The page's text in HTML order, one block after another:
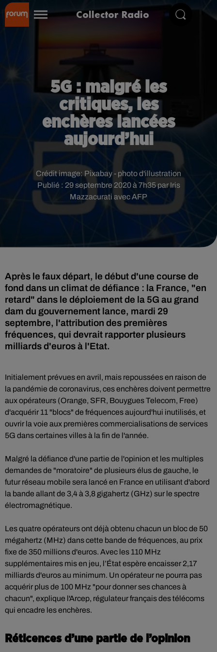
Collector Radio
5G : malgré les
critiques, les
enchères lancées
aujourd’hui
Publié : 29 septembre 2020 à 7h35 par Iris
Mazzacurati avec AFP
Crédit image: Pixabay - photo d'illustration
Après le faux départ, le début d'une course de
fond dans un climat de défiance : la France, "en
retard" dans le déploiement de la 5G au grand
dam du gouvernement lance, mardi 29
septembre, l'attribution des premières
fréquences, qui devrait rapporter plusieurs
milliards d'euros à l'Etat.
Initialement prévues en avril, mais repoussées en raison de
la pandémie de coronavirus, ces enchères doivent permettre
aux opérateurs (Orange, SFR, Bouygues Telecom, Free)
d'acquérir 11 "blocs" de fréquences aujourd'hui inutilisés, et
ouvrir la voie aux premières commercialisations de services
5G dans certaines villes à la fin de l'année.
Malgré la défiance d'une partie de l'opinion et les multiples
demandes de "moratoire" de plusieurs élus de gauche, le
futur réseau mobile sera lancé en France en utilisant d'abord
la bande allant de 3,4 à 3,8 gigahertz (GHz) sur le spectre
électromagnétique.
Les quatre opérateurs ont déjà obtenu chacun un bloc de 50
mégahertz (MHz) dans cette bande de fréquences, au prix
fixe de 350 millions d'euros. Avec les 110 MHz
supplémentaires mis en jeu, l’État espère encaisser 2,17
milliards d'euros au minimum. Un opérateur ne pourra pas
acquérir plus de 100 MHz "pour donner ses chances à
chacun", explique l'Arcep, régulateur français des télécoms
qui encadre les enchères.
Réticences d’une partie de l’opinion